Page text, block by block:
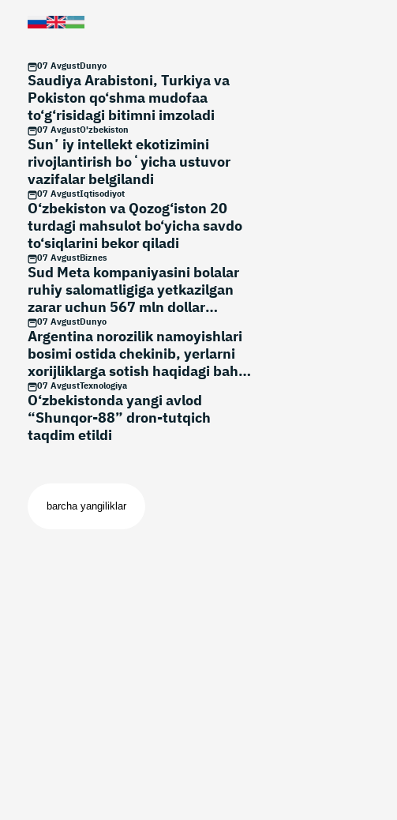
07 AvgustDunyo
Saudiya Arabistoni, Turkiya va
Pokiston qo‘shma mudofaa
to‘g‘risidagi bitimni imzoladi
07 AvgustO'zbekiston
Sunʼiy intellekt ekotizimini
rivojlantirish boʻyicha ustuvor
vazifalar belgilandi
07 AvgustIqtisodiyot
O‘zbekiston va Qozog‘iston 20
turdagi mahsulot bo‘yicha savdo
to‘siqlarini bekor qiladi
07 AvgustBiznes
Sud Meta kompaniyasini bolalar
ruhiy salomatligiga yetkazilgan
zarar uchun 567 mln dollar
to‘lashga majbur qildi
07 AvgustDunyo
Argentina norozilik namoyishlari
bosimi ostida chekinib, yerlarni
xorijliklarga sotish haqidagi bahsli
normani bekor qildi
07 AvgustTexnologiya
O‘zbekistonda yangi avlod
“Shunqor-88” dron-tutqich
taqdim etildi
barcha yangiliklar